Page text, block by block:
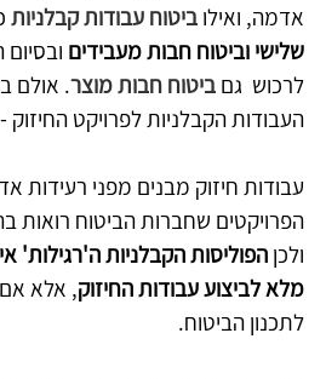
אדמה, ואילו ביטוח עבודות קבלניות
שלישי וביטוח חבות מעבידים
לרכוש  גם ביטוח חבות מוצר. אולם
העבודות הקבלניות לפרויקט
עבודות חיזוק מבנים מפני רעידות
הפרויקטים שחברות הביטוח רואות
ולכן הפוליסות הקבלניות ה'רגילות'
מלא לביצוע עבודות החיזוק, אלא אם
לתכנון הביטוח.